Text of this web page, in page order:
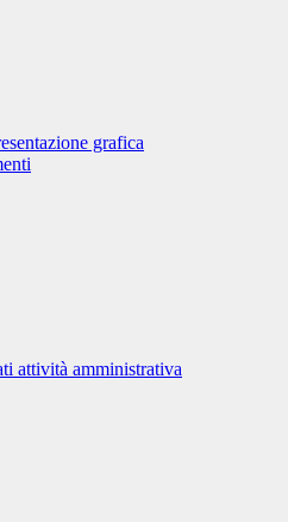
grafica
attività amministrativa